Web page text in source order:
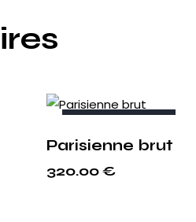
Parisienne brut
320.00€